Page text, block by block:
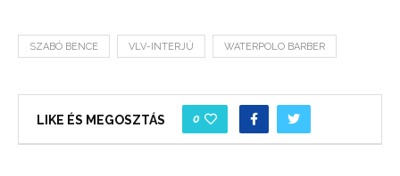
SZABÓ BENCE VLV-INTERJÚ WATERPOLO BARBER
LIKE ÉS MEGOSZTÁS 0